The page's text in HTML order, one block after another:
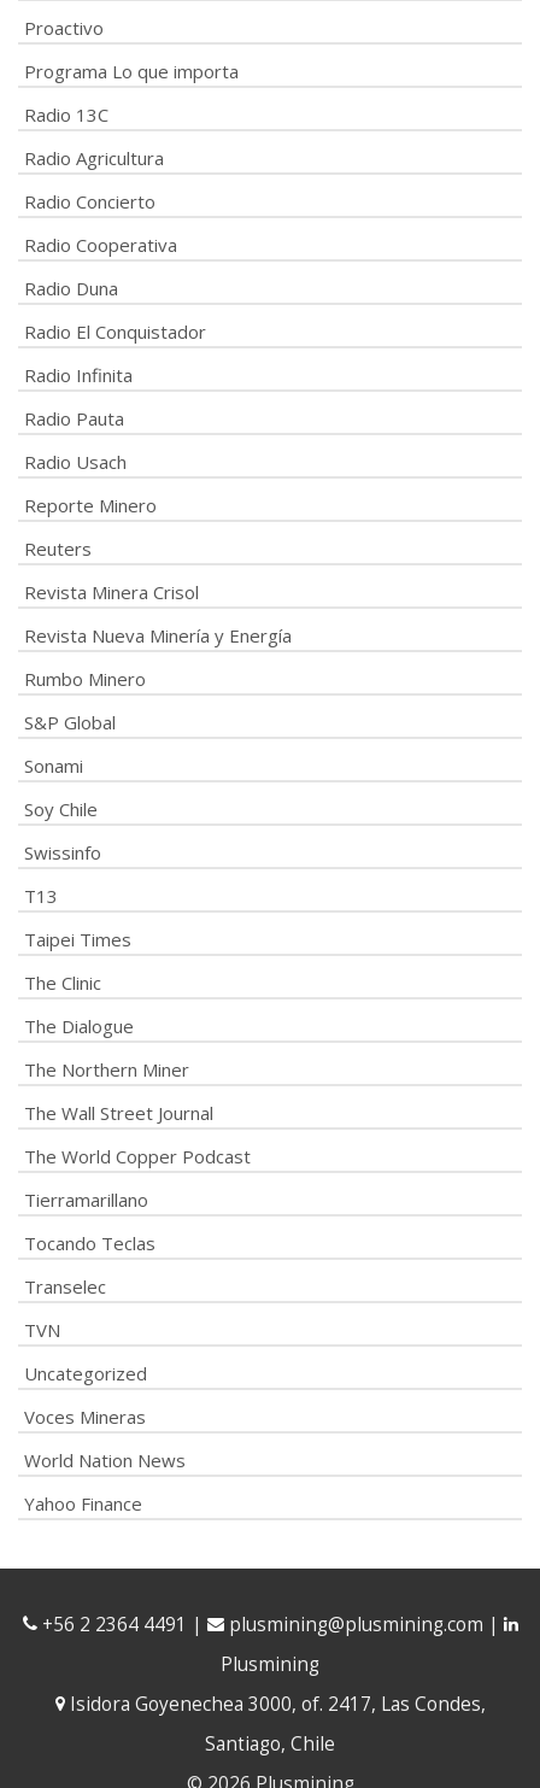
Proactivo
Programa Lo que importa
Radio 13C
Radio Agricultura
Radio Concierto
Radio Cooperativa
Radio Duna
Radio El Conquistador
Radio Infinita
Radio Pauta
Radio Usach
Reporte Minero
Reuters
Revista Minera Crisol
Revista Nueva Minería y Energía
Rumbo Minero
S&P Global
Sonami
Soy Chile
Swissinfo
T13
Taipei Times
The Clinic
The Dialogue
The Northern Miner
The Wall Street Journal
The World Copper Podcast
Tierramarillano
Tocando Teclas
Transelec
TVN
Uncategorized
Voces Mineras
World Nation News
Yahoo Finance
+56 2 2364 4491 | plusmining@plusmining.com |
Plusmining
Isidora Goyenechea 3000, of. 2417, Las Condes,
Santiago, Chile